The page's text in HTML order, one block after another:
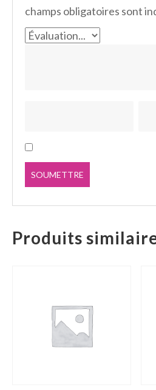
champs obligatoires sont
Produits